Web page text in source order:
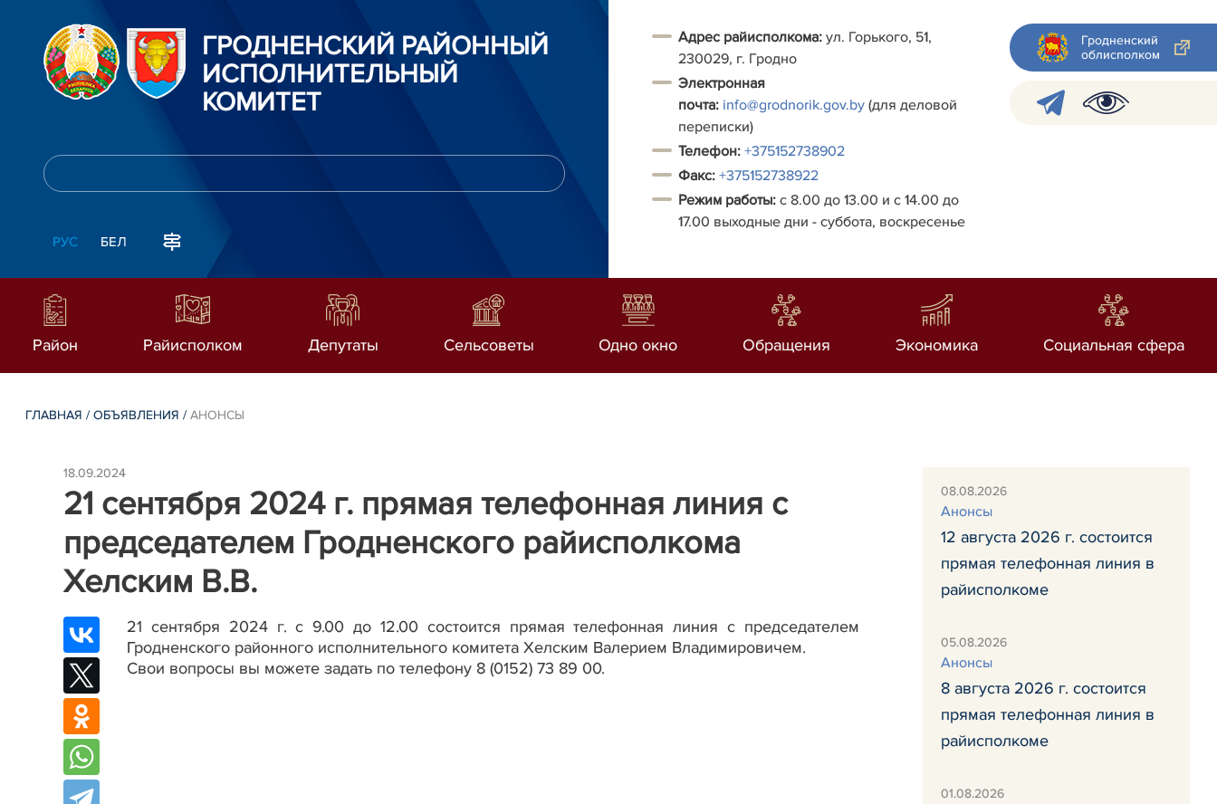
ГРОДНЕНСКИЙ РАЙОННЫЙ
ИСПОЛНИТЕЛЬНЫЙ
КОМИТЕТ
РУС БЕЛ
Адрес райисполкома: ул. Горького, 51,
230029, г. Гродно
Электронная
почта: info@grodnorik.gov.by (для деловой
переписки)
Телефон: +375152738902
Факс: +375152738922
Режим работы: с 8.00 до 13.00 и с 14.00 до
17.00 выходные дни - суббота, воскресенье
Гродненский
облисполком
Район Райисполком Депутаты Сельсоветы Одно окно Обращения Экономика Социальная сфера
ГЛАВНАЯ /ОБЪЯВЛЕНИЯ /АНОНСЫ
18.09.2024
21 сентября 2024 г. прямая телефонная линия с
председателем Гродненского райисполкома
Хелским В.В.
21 сентября 2024 г. с 9.00 до 12.00 состоится прямая телефонная линия с председателем
Гродненского районного исполнительного комитета Хелским Валерием Владимировичем.
Свои вопросы вы можете задать по телефону 8 (0152) 73 89 00.
08.08.2026
Анонсы
12 августа 2026 г. состоится
прямая телефонная линия в
райисполкоме
05.08.2026
Анонсы
8 августа 2026 г. состоится
прямая телефонная линия в
райисполкоме
01.08.2026